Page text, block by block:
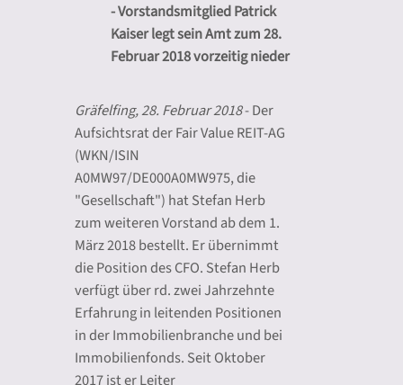
- Vorstandsmitglied Patrick
Kaiser legt sein Amt zum 28.
Februar 2018 vorzeitig nieder
Gräfelfing, 28. Februar 2018- Der
Aufsichtsrat der Fair Value REIT-AG
(WKN/ISIN
A0MW97/DE000A0MW975, die
"Gesellschaft") hat Stefan Herb
zum weiteren Vorstand ab dem 1.
März 2018 bestellt. Er übernimmt
die Position des CFO. Stefan Herb
verfügt über rd. zwei Jahrzehnte
Erfahrung in leitenden Positionen
in der Immobilienbranche und bei
Immobilienfonds. Seit Oktober
2017 ist er Leiter